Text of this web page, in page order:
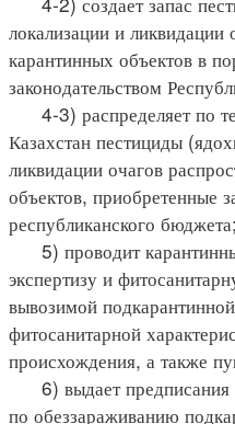
локализации и ликвидации
карантинных объектов в
законодательством
4-3) распределяет по
Казахстан пестициды
ликвидации очагов
объектов, приобретенные
республиканского бюджета;
5) проводит
экспертизу и
вывозимой
фитосанитарной
происхождения, а также
6) выдает предписания
по обеззараживанию